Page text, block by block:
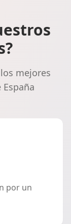
mejores
por un